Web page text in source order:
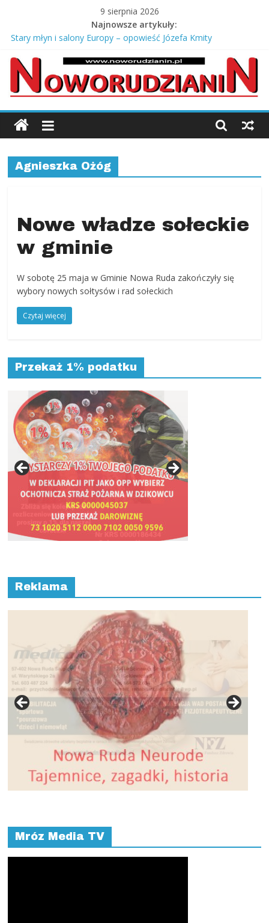
content
9 sierpnia 2026
Najnowsze artykuły:
Stary młyn i salony Europy – opowieść Józefa Kmity
Srebrne łańcuszki męskie pancerka – ponadczasowy styl i
męska elegancja
Jagody prosto z krzaczka
Noworudzianin.pl
Ruda,
Radków
Ścinawka,
Jugów,
ziemia
kłodzka,
powiat
kłodzki,
Sowie,
informacje,
wiadomości,
wydarzenia
kulturalne,
sport,
reklama
Agnieszka Ożóg
Nowe władze sołeckie
w gminie
W sobotę 25 maja w Gminie Nowa Ruda zakończyły się
wybory nowych sołtysów i rad sołeckich
Czytaj więcej
Przekaż 1% podatku
Reklama
Mróz Media TV